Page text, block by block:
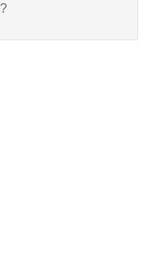
?